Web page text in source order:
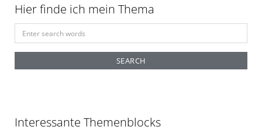
Hier finde ich mein Thema
e
r
o
Interessante Themenblocks